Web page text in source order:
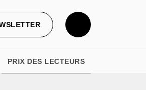
PRIX DES LECTEURS